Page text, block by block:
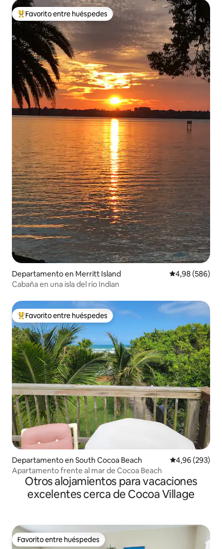
Favorito entre los huéspedes más destacados
Favorito entre huéspedes
Departamento en Merritt Island Calificación
4,98 (586)
Cabaña en una isla del río Indian
Favorito entre los huéspedes más destacados
Favorito entre huéspedes
Departamento en South Cocoa Beach Calificación
4,96 (293)
Apartamento frente al mar de Cocoa Beach
Otros alojamientos para vacaciones
excelentes cerca de Cocoa Village
Favorito entre huéspedes
Favorito entre huéspedes